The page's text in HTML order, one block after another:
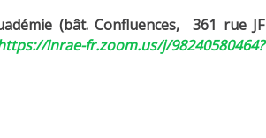
(bât. Confluences, 361 rue JF
inrae-fr.zoom.us/j/98240580464?